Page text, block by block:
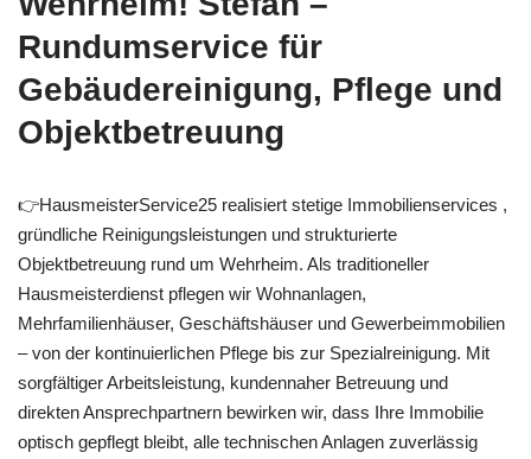
Rundumservice für
Gebäudereinigung, Pflege und
Objektbetreuung
👉HausmeisterService25 realisiert stetige Immobilienservices ,
gründliche Reinigungsleistungen und strukturierte
Objektbetreuung rund um Wehrheim. Als traditioneller
Hausmeisterdienst pflegen wir Wohnanlagen,
Mehrfamilienhäuser, Geschäftshäuser und Gewerbeimmobilien
– von der kontinuierlichen Pflege bis zur Spezialreinigung. Mit
sorgfältiger Arbeitsleistung, kundennaher Betreuung und
direkten Ansprechpartnern bewirken wir, dass Ihre Immobilie
optisch gepflegt bleibt, alle technischen Anlagen zuverlässig